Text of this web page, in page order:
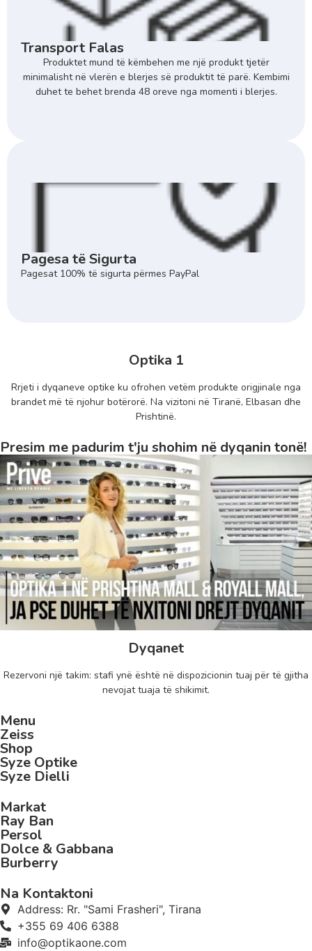
Transport Falas
Produktet mund të këmbehen me një produkt tjetër
minimalisht në vlerën e blerjes së produktit të parë. Kembimi
duhet te behet brenda 48 oreve nga momenti i blerjes.
Pagesa të Sigurta
Pagesat 100% të sigurta përmes PayPal
Optika 1
Rrjeti i dyqaneve optike ku ofrohen vetëm produkte origjinale nga
brandet më të njohur botërorë. Na vizitoni në Tiranë, Elbasan dhe
Prishtinë.
Presim me padurim t'ju shohim në dyqanin tonë!
Dyqanet
Rezervoni një takim: stafi ynë është në dispozicionin tuaj për të gjitha
nevojat tuaja të shikimit.
Menu
Zeiss
Shop
Syze Optike
Syze Dielli
Markat
Ray Ban
Persol
Dolce & Gabbana
Burberry
Na Kontaktoni
Address: Rr. "Sami Frasheri", Tirana
+355 69 406 6388
info@optikaone.com